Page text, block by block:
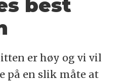
best
er høy og vi vil
på en slik måte at